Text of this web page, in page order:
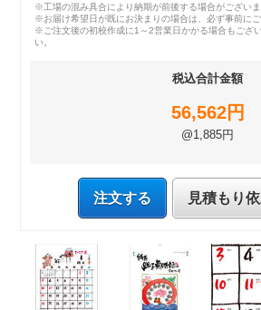
※工場の混み具合により納期が前後する場合がございま
※お届け希望日が既にお決まりの場合は、必ず事前にご
※ご注文後の初校作成に1～2営業日かかる場合もござ
い。
税込合計金額
56,562円
@1,885円
注文する 見積もり